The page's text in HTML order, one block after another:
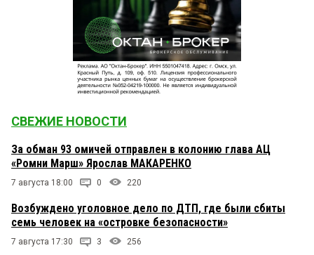
СВЕЖИЕ НОВОСТИ
За обман 93 омичей отправлен в колонию глава АЦ
«Ромни Марш» Ярослав МАКАРЕНКО
7 августа 18:00 0 220
Возбуждено уголовное дело по ДТП, где были сбиты
семь человек на «островке безопасности»
7 августа 17:30 3 256